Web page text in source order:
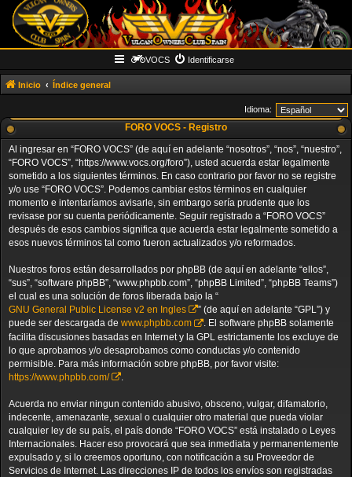
VOCS Identificarse
Inicio Índice general
Idioma:
FORO VOCS - Registro
Al ingresar en “FORO VOCS” (de aquí en adelante “nosotros”, “nos”, “nuestro”,
“FORO VOCS”, “https://www.vocs.org/foro”), usted acuerda estar legalmente
sometido a los siguientes términos. En caso contrario por favor no se registre
y/o use “FORO VOCS”. Podemos cambiar estos términos en cualquier
momento e intentaríamos avisarle, sin embargo sería prudente que los
revisase por su cuenta periódicamente. Seguir registrado a “FORO VOCS”
después de esos cambios significa que acuerda estar legalmente sometido a
esos nuevos términos tal como fueron actualizados y/o reformados.
Nuestros foros están desarrollados por phpBB (de aquí en adelante “ellos”,
“sus”, “software phpBB”, “www.phpbb.com”, “phpBB Limited”, “phpBB Teams”)
el cual es una solución de foros liberada bajo la “
GNU General Public License v2 en Ingles
” (de aquí en adelante “GPL”) y
puede ser descargada de www.phpbb.com
. El software phpBB solamente
facilita discusiones basadas en Internet y la GPL estrictamente los excluye de
lo que aprobamos y/o desaprobamos como conductas y/o contenido
permisible. Para más información sobre phpBB, por favor visite:
https://www.phpbb.com/
Acuerda no enviar ningun contenido abusivo, obsceno, vulgar, difamatorio,
indecente, amenazante, sexual o cualquier otro material que pueda violar
cualquier ley de su país, el país donde “FORO VOCS” está instalado o Leyes
Internacionales. Hacer eso provocará que sea inmediata y permanentemente
expulsado y, si lo creemos oportuno, con notificación a su Proveedor de
Servicios de Internet. Las direcciones IP de todos los envíos son registradas